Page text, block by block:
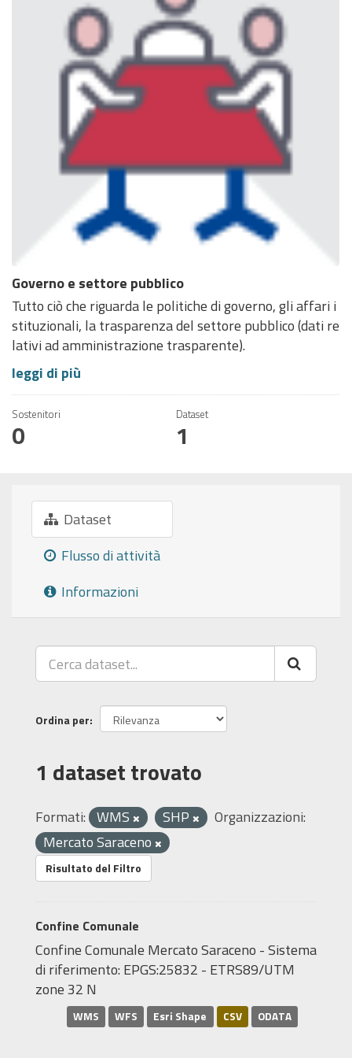
Governo e settore pubblico
Tutto ciò che riguarda le politiche di governo, gli affari i
stituzionali, la trasparenza del settore pubblico (dati re
lativi ad amministrazione trasparente).
leggi di più
Sostenitori
0
Dataset
1
Dataset
Flusso di attività
Informazioni
Ordina per
1 dataset trovato
Formati: WMS SHP
Organizzazioni:
Mercato Saraceno
Risultato del Filtro
Confine Comunale
Confine Comunale Mercato Saraceno - Sistema
di riferimento: EPGS:25832 - ETRS89/UTM
zone 32 N
WMS WFS Esri Shape CSV ODATA